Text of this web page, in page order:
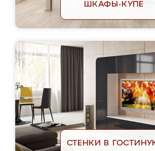
ШКАФЫ-КУПЕ
СТЕНКИ В